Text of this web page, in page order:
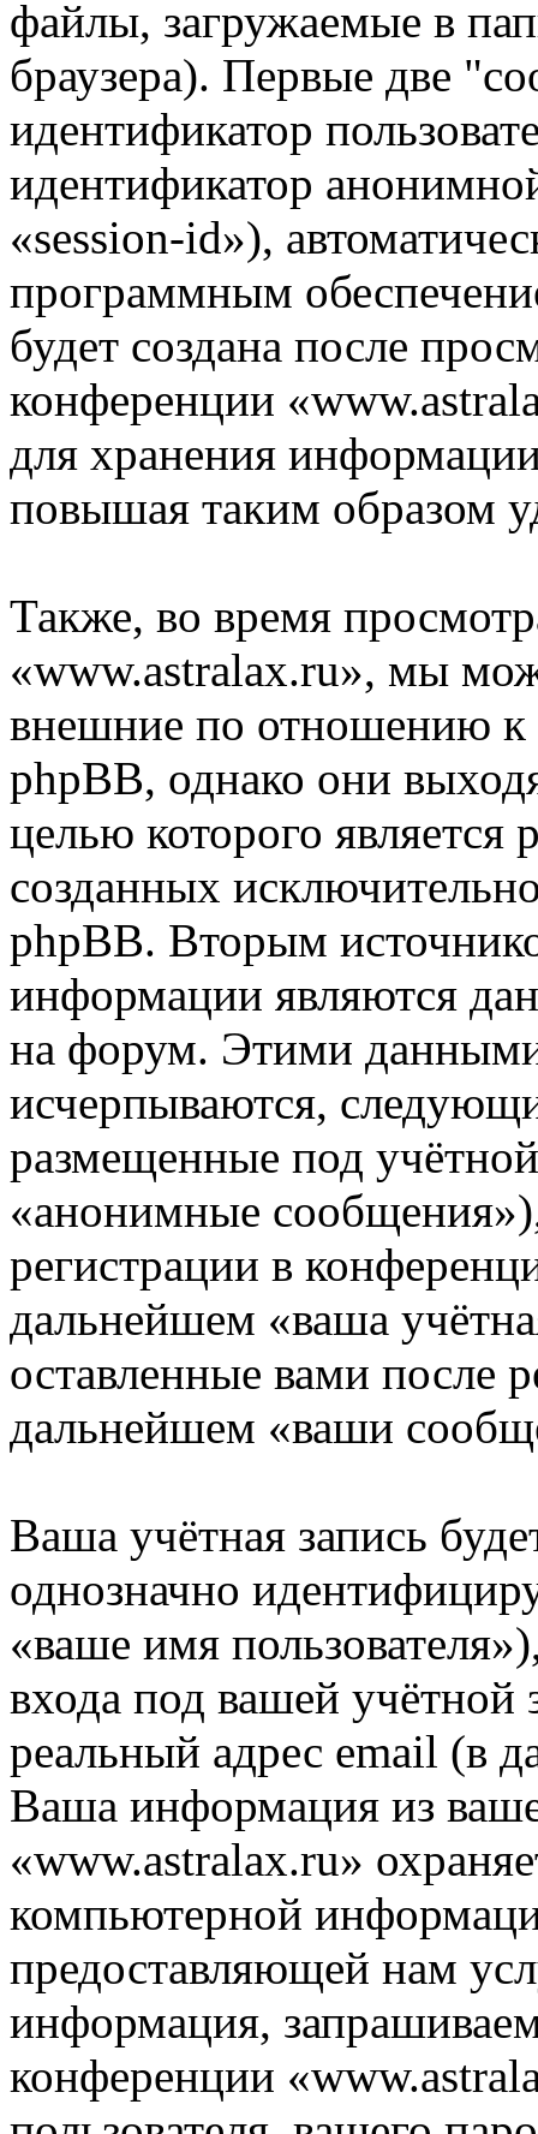
файлы, загружаемые в
браузера). Первые две
идентификатор
идентификатор
«session-id»),
программным
будет создана после
конференции
для хранения
повышая таким образом
Также, во время
«www.astralax.ru», мы
внешние по отношению
phpBB, однако они
целью которого является
созданных
phpBB. Вторым
информации являются
на форум. Этими
исчерпываются,
размещенные под
«анонимные
регистрации в
дальнейшем «ваша
оставленные вами после
дальнейшем «ваши
Ваша учётная запись
однозначно
«ваше имя
входа под вашей учётной
реальный адрес email (в
Ваша информация из
«www.astralax.ru»
компьютерной
предоставляющей нам
информация,
конференции